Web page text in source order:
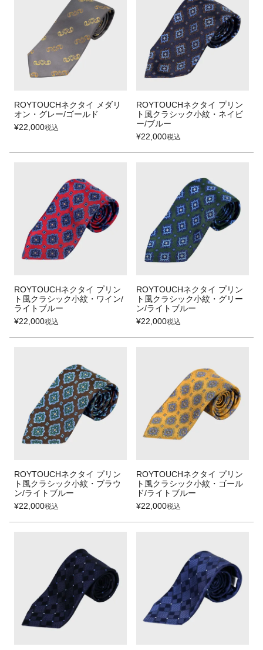
ROYTOUCHネクタイ メダリ
オン・グレー/ゴールド
¥22,000税込
ROYTOUCHネクタイ プリン
ト風クラシック小紋・ネイビ
ー/ブルー
¥22,000税込
ROYTOUCHネクタイ プリン
ト風クラシック小紋・ワイン/
ライトブルー
¥22,000税込
ROYTOUCHネクタイ プリン
ト風クラシック小紋・グリー
ン/ライトブルー
¥22,000税込
ROYTOUCHネクタイ プリン
ト風クラシック小紋・ブラウ
ン/ライトブルー
¥22,000税込
ROYTOUCHネクタイ プリン
ト風クラシック小紋・ゴール
ド/ライトブルー
¥22,000税込